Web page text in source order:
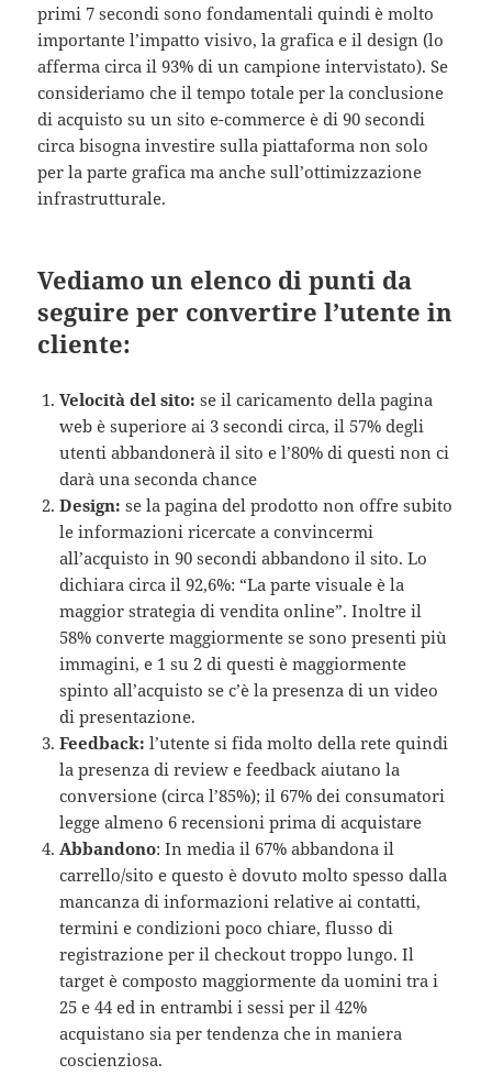
primi 7 secondi sono fondamentali quindi è molto
importante l’impatto visivo, la grafica e il design (lo
afferma circa il 93% di un campione intervistato). Se
consideriamo che il tempo totale per la conclusione
di acquisto su un sito e-commerce è di 90 secondi
circa bisogna investire sulla piattaforma non solo
per la parte grafica ma anche sull’ottimizzazione
infrastrutturale.
Vediamo un elenco di punti da
seguire per convertire l’utente in
cliente:
Velocità del sito:se il caricamento della pagina
web è superiore ai 3 secondi circa, il 57% degli
utenti abbandonerà il sito e l’80% di questi non ci
darà una seconda chance
Design:se la pagina del prodotto non offre subito
le informazioni ricercate a convincermi
all’acquisto in 90 secondi abbandono il sito. Lo
dichiara circa il 92,6%: “La parte visuale è la
maggior strategia di vendita online”. Inoltre il
58% converte maggiormente se sono presenti più
immagini, e 1 su 2 di questi è maggiormente
spinto all’acquisto se c’è la presenza di un video
di presentazione.
Feedback: l’utente si fida molto della rete quindi
la presenza di review e feedback aiutano la
conversione (circa l’85%); il 67% dei consumatori
legge almeno 6 recensioni prima di acquistare
Abbandono: In media il 67% abbandona il
carrello/sito e questo è dovuto molto spesso dalla
mancanza di informazioni relative ai contatti,
termini e condizioni poco chiare, flusso di
registrazione per il checkout troppo lungo. Il
target è composto maggiormente da uomini tra i
25 e 44 ed in entrambi i sessi per il 42%
acquistano sia per tendenza che in maniera
coscienziosa.